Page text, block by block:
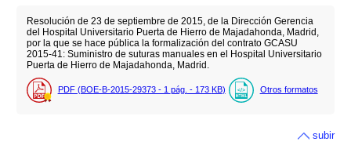
Resolución de 23 de septiembre de 2015, de la Dirección Gerencia
del Hospital Universitario Puerta de Hierro de Majadahonda, Madrid,
por la que se hace pública la formalización del contrato GCASU
2015-41: Suministro de suturas manuales en el Hospital Universitario
Puerta de Hierro de Majadahonda, Madrid.
PDF (BOE-B-2015-29373 - 1 pág. - 173 KB) Otros formatos
subir